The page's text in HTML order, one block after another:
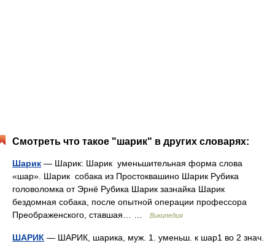
Смотреть что такое "шарик" в других словарях:
Шарик — Шарик: Шарик уменьшительная форма слова
«шар». Шарик собака из Простоквашино Шарик Рубика
головоломка от Эрнё Рубика Шарик зазнайка Шарик
бездомная собака, после опытной операции профессора
Преображенского, ставшая… …
Википедия
ШАРИК — ШАРИК, шарика, муж. 1. уменьш. к шар1 во 2 знач.